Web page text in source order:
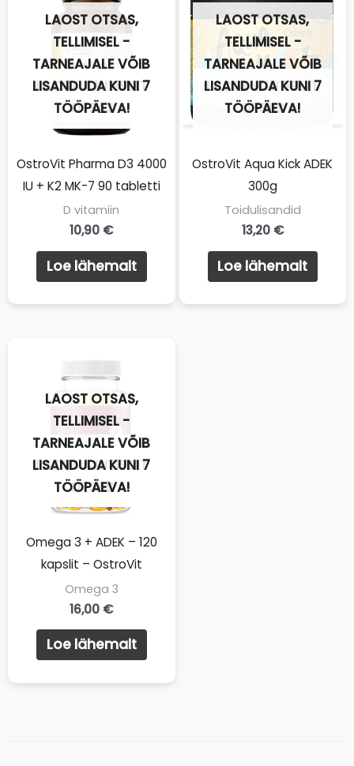
LAOST AJUTISELT
OTSAS
LAOST OTSAS,
TELLIMISEL -
TARNEAJALE VÕIB
LISANDUDA KUNI 7
TÖÖPÄEVA!
OstroVit Pharma D3 4000
IU + K2 MK-7 90 tabletti
D vitamiin
10,90 €
Loe lähemalt
LAOST AJUTISELT
OTSAS
LAOST OTSAS,
TELLIMISEL -
TARNEAJALE VÕIB
LISANDUDA KUNI 7
TÖÖPÄEVA!
OstroVit Aqua Kick ADEK
300g
Toidulisandid
13,20 €
Loe lähemalt
LAOST AJUTISELT
OTSAS
LAOST OTSAS,
TELLIMISEL -
TARNEAJALE VÕIB
LISANDUDA KUNI 7
TÖÖPÄEVA!
Omega 3 + ADEK – 120
kapslit – OstroVit
Omega 3
16,00 €
Loe lähemalt